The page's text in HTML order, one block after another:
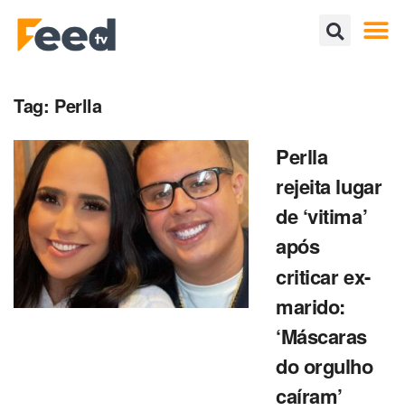
Tag: Perlla
Perlla
rejeita lugar
de ‘vitima’
após
criticar ex-
marido:
‘Máscaras
do orgulho
caíram’